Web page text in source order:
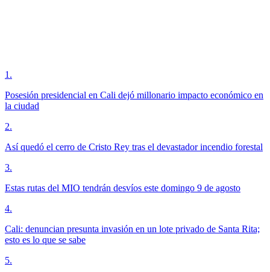
1.
Posesión presidencial en Cali dejó millonario impacto económico en
la ciudad
2.
Así quedó el cerro de Cristo Rey tras el devastador incendio forestal
3.
Estas rutas del MIO tendrán desvíos este domingo 9 de agosto
4.
Cali: denuncian presunta invasión en un lote privado de Santa Rita;
esto es lo que se sabe
5.